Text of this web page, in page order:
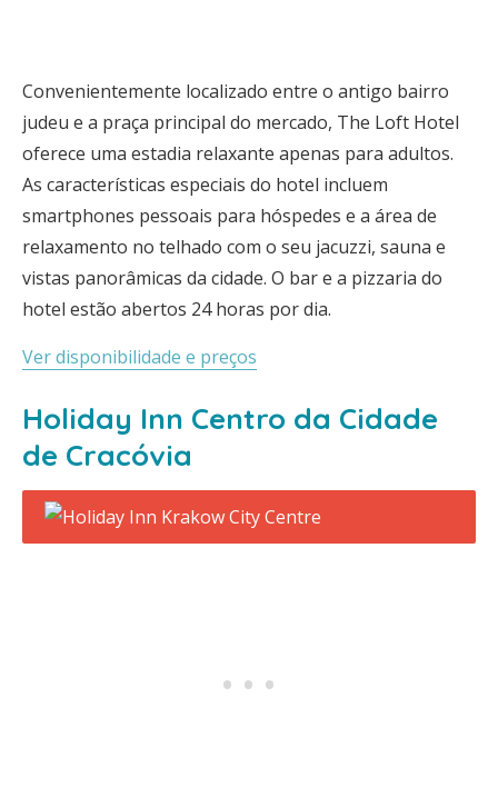
Convenientemente localizado entre o antigo bairro
judeu e a praça principal do mercado, The Loft Hotel
oferece uma estadia relaxante apenas para adultos.
As características especiais do hotel incluem
smartphones pessoais para hóspedes e a área de
relaxamento no telhado com o seu jacuzzi, sauna e
vistas panorâmicas da cidade. O bar e a pizzaria do
hotel estão abertos 24 horas por dia.
Ver disponibilidade e preços
Holiday Inn Centro da Cidade
de Cracóvia